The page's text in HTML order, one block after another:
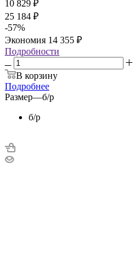
10 829 ₽
25 184 ₽
-57%
Экономия 14 355 ₽
Подробности
В корзину
Подробнее
Размер—б/р
б/р